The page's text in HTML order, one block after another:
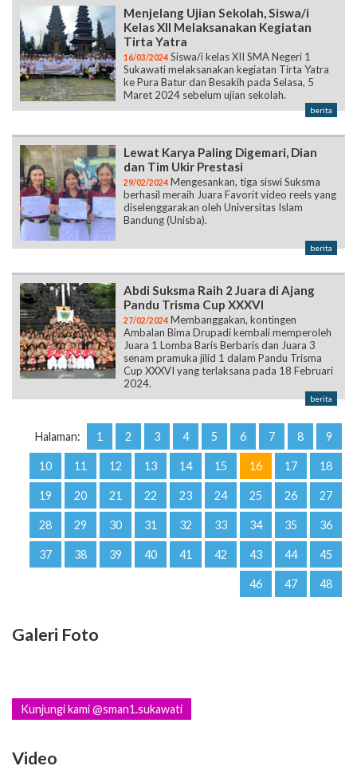
Menjelang Ujian Sekolah, Siswa/i
Kelas XII Melaksanakan Kegiatan
Tirta Yatra
16/03/2024 Siswa/i kelas XII SMA Negeri 1
Sukawati melaksanakan kegiatan Tirta Yatra
ke Pura Batur dan Besakih pada Selasa, 5
Maret 2024 sebelum ujian sekolah.
berita
Lewat Karya Paling Digemari, Dian
dan Tim Ukir Prestasi
29/02/2024 Mengesankan, tiga siswi Suksma
berhasil meraih Juara Favorit video reels yang
diselenggarakan oleh Universitas Islam
Bandung (Unisba).
berita
Abdi Suksma Raih 2 Juara di Ajang
Pandu Trisma Cup XXXVI
27/02/2024 Membanggakan, kontingen
Ambalan Bima Drupadi kembali memperoleh
Juara 1 Lomba Baris Berbaris dan Juara 3
senam pramuka jilid 1 dalam Pandu Trisma
Cup XXXVI yang terlaksana pada 18 Februari
2024.
berita
Halaman: 1 2 3 4 5 6 7 8 9
10 11 12 13 14 15 16 17 18
19 20 21 22 23 24 25 26 27
28 29 30 31 32 33 34 35 36
37 38 39 40 41 42 43 44 45
46 47 48
Galeri Foto
Kunjungi kami @sman1.sukawati
Video